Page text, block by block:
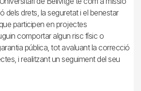
dels drets, la seguretat i el benestar
participen en projectes
comportar algun risc físic o
pública, tot avaluant la correcció
i realitzant un seguiment del seu